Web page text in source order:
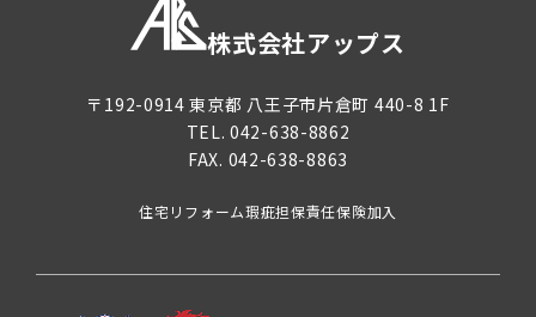
株式会社アップス
〒192-0914 東京都 八王子市片倉町 440-8 1F
TEL.042-638-8862
FAX. 042-638-8863
住宅リフォーム瑕疵担保責任保険加入